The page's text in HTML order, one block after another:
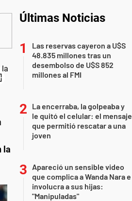
la
Últimas Noticias
Las reservas cayeron a U$S
48.835 millones tras un
desembolso de U$S 852
millones al FMI
La encerraba, la golpeaba y
le quitó el celular: el mensaje
que permitió rescatar a una
joven
Apareció un sensible video
que complica a Wanda Nara e
involucra a sus hijas:
"Manipuladas"